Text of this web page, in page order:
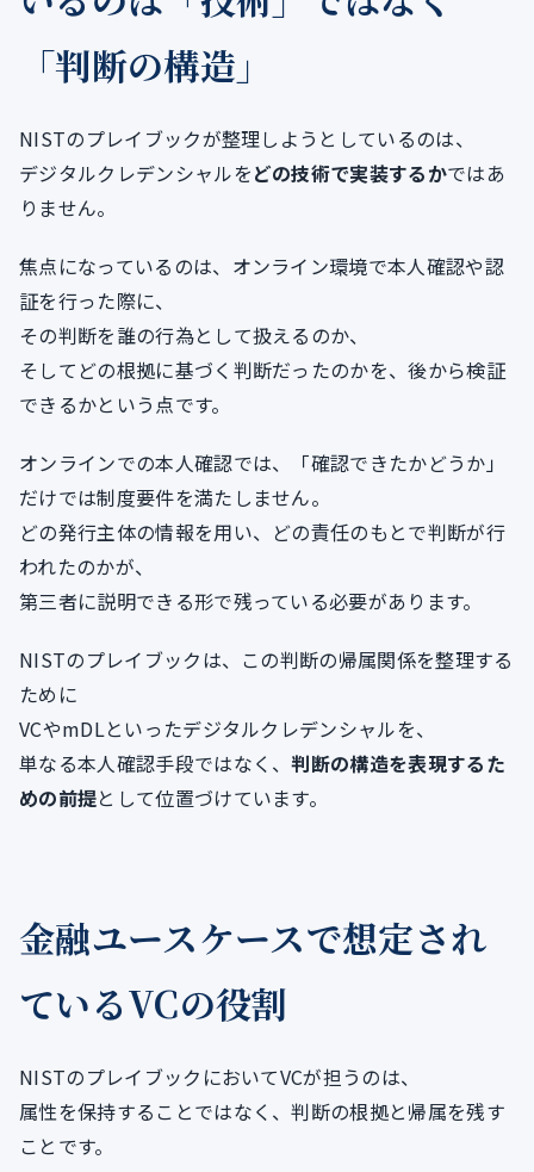
「判断の構造」
NISTのプレイブックが整理しようとしているのは、
デジタルクレデンシャルをどの技術で実装するかではあ
りません。
焦点になっているのは、オンライン環境で本人確認や認
証を行った際に、
その判断を誰の行為として扱えるのか、
そしてどの根拠に基づく判断だったのかを、後から検証
できるかという点です。
オンラインでの本人確認では、「確認できたかどうか」
だけでは制度要件を満たしません。
どの発行主体の情報を用い、どの責任のもとで判断が行
われたのかが、
第三者に説明できる形で残っている必要があります。
NISTのプレイブックは、この判断の帰属関係を整理する
ために
VCやmDLといったデジタルクレデンシャルを、
単なる本人確認手段ではなく、判断の構造を表現するた
めの前提として位置づけています。
金融ユースケースで想定され
ているVCの役割
NISTのプレイブックにおいてVCが担うのは、
属性を保持することではなく、判断の根拠と帰属を残す
ことです。